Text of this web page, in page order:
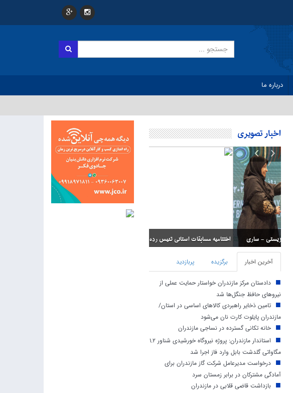
درباره ما
اخبار تصویری
اختتامیه مسابقات استانی تنیس رده سنی نونهالان
آخرین اخبار برگزیده پربازدید
دادستان مرکز مازندران خواستار حمایت عملی از
نیروهای حافظ جنگل‌ها شد
تامین ذخایر راهبردی کالاهای اساسی در استان/
مازندران پایلوت کارت نان می‌شود
خانه تکانی گسترده در نساجی مازندران
استاندار مازندران: پروژه نیروگاه خورشیدی شناور ۱.۲
مگاواتی گلدشت بابل وارد فاز اجرا شد
درخواست مدیرعامل شرکت گاز مازندران برای
آمادگی مشترکان در برابر زمستان سرد
بازداشت قاضی قلابی در مازندران